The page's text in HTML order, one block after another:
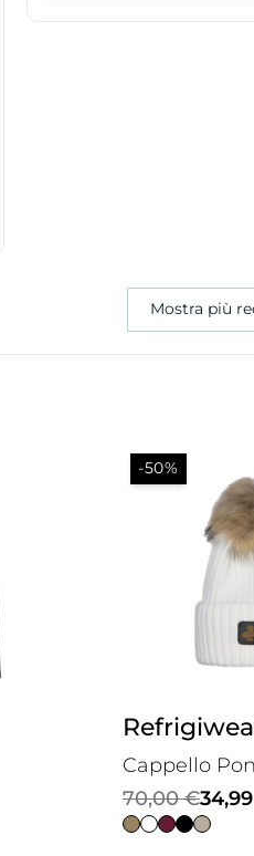
Mostra più
-50%
Cappello
70,00€
Il
prezzo
34,99
Il
prezzo